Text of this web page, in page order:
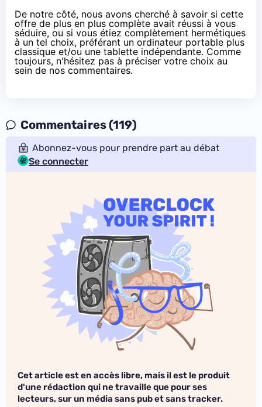
De notre côté, nous avons cherché à savoir si cette
offre de plus en plus complète avait réussi à vous
séduire, ou si vous étiez complètement hermétiques
à un tel choix, préférant un ordinateur portable plus
classique et/ou une tablette indépendante. Comme
toujours, n'hésitez pas à préciser votre choix au
sein de nos commentaires.
Commentaires (119)
Abonnez-vous pour prendre part au débat
Se connecter
Cet article est en accès libre, mais il est le produit
d'une rédaction qui ne travaille que pour ses
lecteurs, sur un média sans pub et sans tracker.